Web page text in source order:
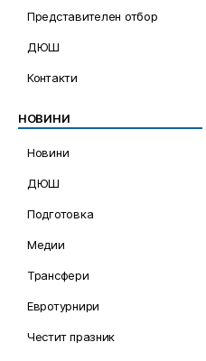
Представителен отбор
ДЮШ
Контакти
НОВИНИ
Новини
ДЮШ
Подготовка
Медии
Трансфери
Евротурнири
Честит празник